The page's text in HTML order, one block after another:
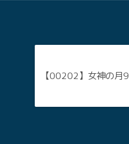
【00202】女神の月9